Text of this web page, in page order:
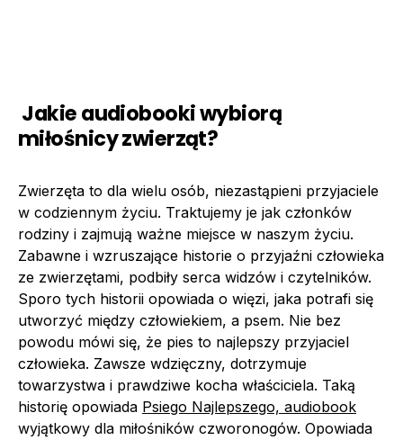
Jakie audiobooki wybiorą
miłośnicy zwierząt?
Zwierzęta to dla wielu osób, niezastąpieni przyjaciele
w codziennym życiu. Traktujemy je jak członków
rodziny i zajmują ważne miejsce w naszym życiu.
Zabawne i wzruszające historie o przyjaźni człowieka
ze zwierzętami, podbiły serca widzów i czytelników.
Sporo tych historii opowiada o więzi, jaka potrafi się
utworzyć między człowiekiem, a psem. Nie bez
powodu mówi się, że pies to najlepszy przyjaciel
człowieka. Zawsze wdzięczny, dotrzymuje
towarzystwa i prawdziwe kocha właściciela. Taką
historię opowiada Psiego Najlepszego, audiobook
wyjątkowy dla miłośników czworonogów. Opowiada